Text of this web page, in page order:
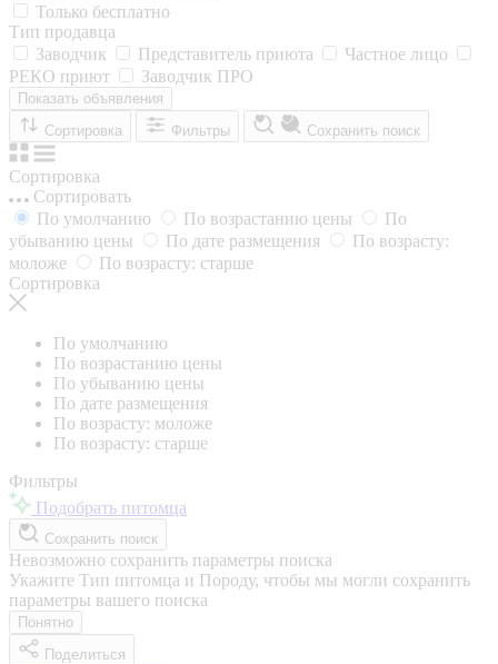
Только бесплатно
Тип продавца
Заводчик
Представитель приюта
Частное лицо
РЕКО приют
Заводчик ПРО
Показать объявления
Сортировка
Фильтры Сохранить поиск
Сортировка
Сортировать
По умолчанию
По возрастанию цены
По
убыванию цены
По дате размещения
По возрасту:
моложе
По возрасту: старше
Сортировка
По умолчанию
По возрастанию цены
По убыванию цены
По дате размещения
По возрасту: моложе
По возрасту: старше
Фильтры
Подобрать питомца
Сохранить поиск
Невозможно сохранить параметры поиска
Укажите Тип питомца и Породу, чтобы мы могли сохранить
параметры вашего поиска
Понятно
Поделиться